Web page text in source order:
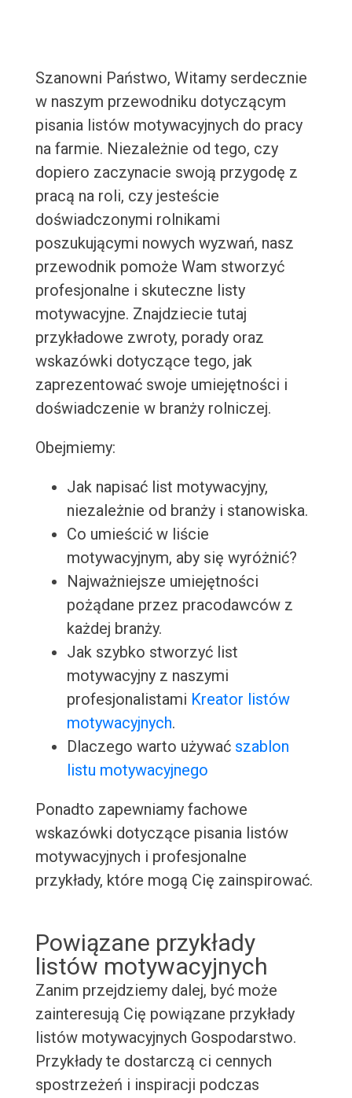
Szanowni Państwo, Witamy serdecznie
w naszym przewodniku dotyczącym
pisania listów motywacyjnych do pracy
na farmie. Niezależnie od tego, czy
dopiero zaczynacie swoją przygodę z
pracą na roli, czy jesteście
doświadczonymi rolnikami
poszukującymi nowych wyzwań, nasz
przewodnik pomoże Wam stworzyć
profesjonalne i skuteczne listy
motywacyjne. Znajdziecie tutaj
przykładowe zwroty, porady oraz
wskazówki dotyczące tego, jak
zaprezentować swoje umiejętności i
doświadczenie w branży rolniczej.
Obejmiemy:
Jak napisać list motywacyjny,
niezależnie od branży i stanowiska.
Co umieścić w liście
motywacyjnym, aby się wyróżnić?
Najważniejsze umiejętności
pożądane przez pracodawców z
każdej branży.
Jak szybko stworzyć list
motywacyjny z naszymi
profesjonalistami Kreator listów
motywacyjnych.
Dlaczego warto używać szablon
listu motywacyjnego
Ponadto zapewniamy fachowe
wskazówki dotyczące pisania listów
motywacyjnych i profesjonalne
przykłady, które mogą Cię zainspirować.
Powiązane przykłady
listów motywacyjnych
Zanim przejdziemy dalej, być może
zainteresują Cię powiązane przykłady
listów motywacyjnych Gospodarstwo.
Przykłady te dostarczą ci cennych
spostrzeżeń i inspiracji podczas